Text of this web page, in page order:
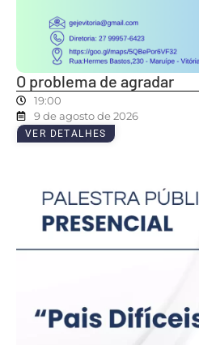
O problema de agradar
19:00
9 de agosto de 2026
VER DETALHES